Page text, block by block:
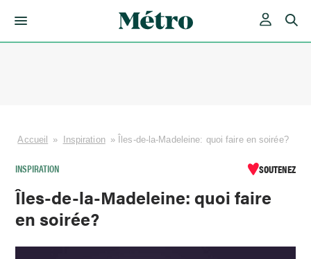
Accueil » Inspiration » Îles-de-la-Madeleine: quoi faire en soirée?
INSPIRATION SOUTENEZ
Îles-de-la-Madeleine: quoi faire
en soirée?